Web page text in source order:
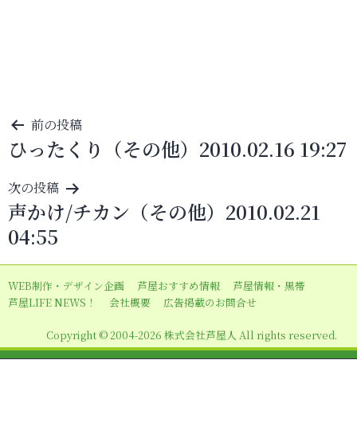
投
稿
ナ
ビ
ゲ
ー
シ
ョ
前の投稿
ひったくり（その他）2010.02.16 19:27
次の投稿
声かけ/チカン（その他）2010.02.21
04:55
WEB制作・デザイン企画 芦屋おすすめ情報
芦屋情報・黒帯
芦屋LIFE NEWS！
会社概要 広告掲載のお問合せ
Copyright © 2004-2026 株式会社芦屋人 All rights reserved.